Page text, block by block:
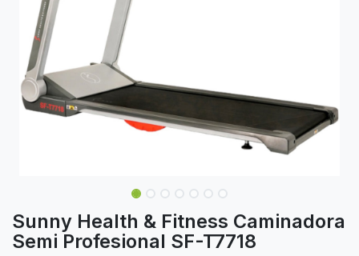
Sunny Health & Fitness Caminadora
Semi Profesional SF-T7718